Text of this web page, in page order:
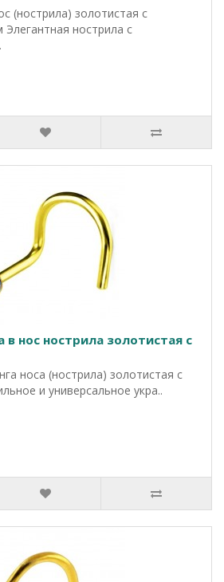
(нострила) золотистая с
нострила с
в нос нострила золотистая с
носа (нострила) золотистая с
и универсальное укра..